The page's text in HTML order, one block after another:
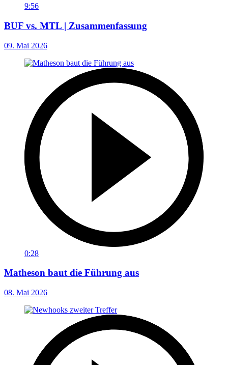
9:56
BUF vs. MTL | Zusammenfassung
09. Mai 2026
0:28
Matheson baut die Führung aus
08. Mai 2026